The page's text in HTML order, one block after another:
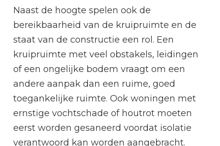
Naast de hoogte spelen ook de
bereikbaarheid van de kruipruimte en de
staat van de constructie een rol. Een
kruipruimte met veel obstakels, leidingen
of een ongelijke bodem vraagt om een
andere aanpak dan een ruime, goed
toegankelijke ruimte. Ook woningen met
ernstige vochtschade of houtrot moeten
eerst worden gesaneerd voordat isolatie
verantwoord kan worden aangebracht.